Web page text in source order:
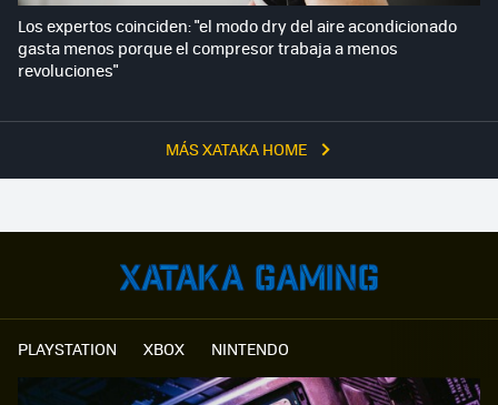
MÁS XATAKA HOME
Los expertos coinciden: "el modo dry del aire acondicionado
gasta menos porque el compresor trabaja a menos
revoluciones"
PLAYSTATION XBOX NINTENDO